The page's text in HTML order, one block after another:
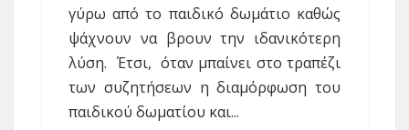
γύρω από το παιδικό δωμάτιο καθώς
ψάχνουν να βρουν την ιδανικότερη
λύση. Έτσι, όταν μπαίνει στο τραπέζι
των συζητήσεων η διαμόρφωση του
παιδικού δωματίου και...